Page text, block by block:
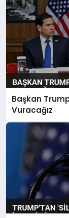
Başkan
Vuracağız